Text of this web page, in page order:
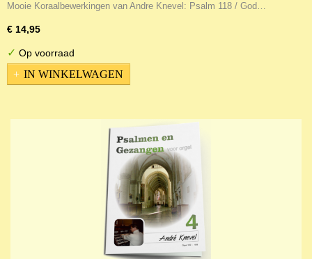
Mooie Koraalbewerkingen van Andre Knevel: Psalm 118 / God…
€ 14,95
✓ Op voorraad
IN WINKELWAGEN